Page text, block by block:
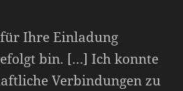
Ihre Einladung
bin. […] Ich konnte
Verbindungen zu